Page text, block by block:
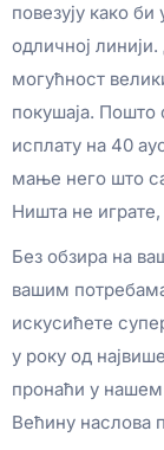
повезују како
одличној
могућност
покушаја. Пошто
исплату на 40
мање него што
Ништа не
Без обзира на
вашим
искусићете
у року од
пронаћи у
Већину наслова